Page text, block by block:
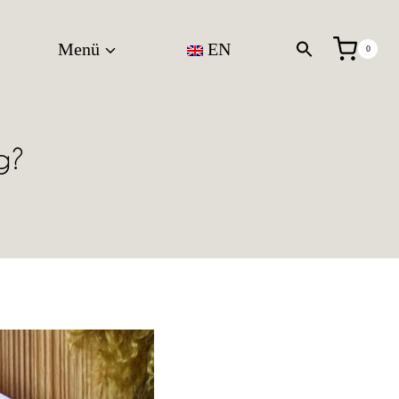
Menü EN 0